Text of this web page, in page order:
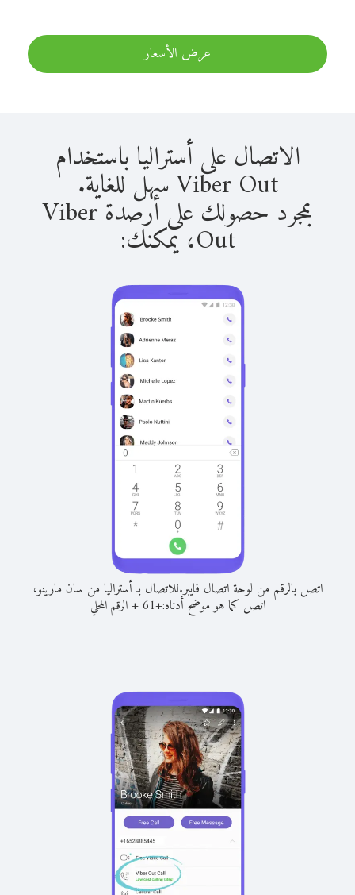
عرض الأسعار
الاتصال على أستراليا باستخدام
Viber Out سهل للغاية.
بمجرد حصولك على أرصدة Viber
Out، يمكنك:
اتصل بالرقم من لوحة اتصال فايبر.للاتصال بـ أستراليا من سان مارينو،
اتصل كما هو موضح أدناه:+
61
+الرقم المحلي